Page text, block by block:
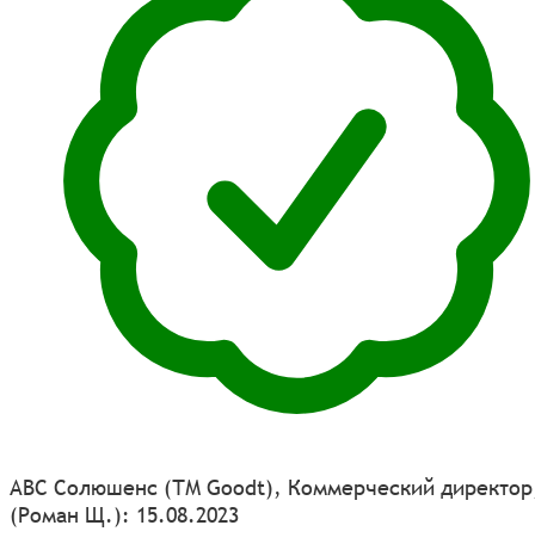
АВС Солюшенс (ТМ Goodt), Коммерческий
(Роман Щ.): 15.08.2023